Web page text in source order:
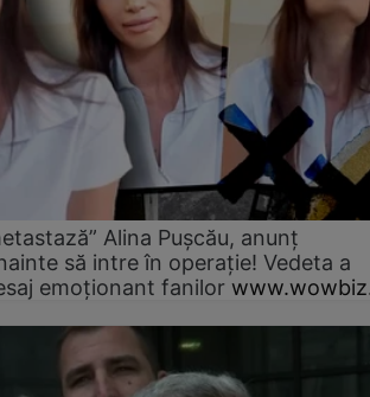
Alina Pușcău, anunț
să intre în operație! Vedeta a
emoționant fanilor